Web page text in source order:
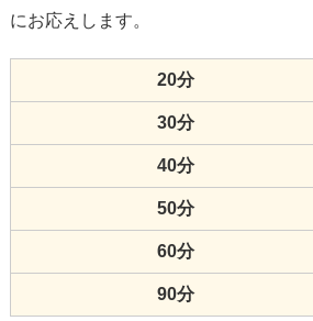
にお応えします。
20分
30分
40分
50分
60分
90分